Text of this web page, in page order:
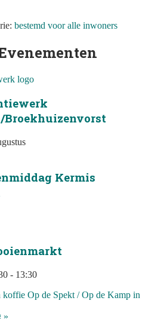
bestemd voor alle inwoners
Broekhuizenvorst
Kermis
- 13:30
koffie Op de Spekt / Op de Kamp in
»